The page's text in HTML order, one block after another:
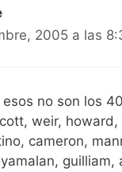
2005 a las
no son los
weir, howard,
cameron,
guilliam,